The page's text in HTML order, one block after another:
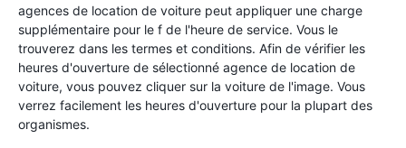
agences de location de voiture peut appliquer une charge
supplémentaire pour le f de l'heure de service. Vous le
trouverez dans les termes et conditions. Afin de vérifier les
heures d'ouverture de sélectionné agence de location de
voiture, vous pouvez cliquer sur la voiture de l'image. Vous
verrez facilement les heures d'ouverture pour la plupart des
organismes.